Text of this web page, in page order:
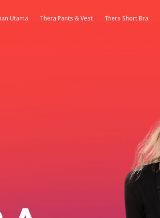
Utama Thera Pants & Vest Thera Short Bra